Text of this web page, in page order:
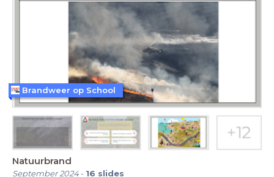
Natuurbrand
September 2024- 16 slides
Brandweer op School